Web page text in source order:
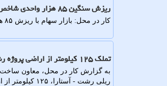
ریزش سنگین ۸۵ هزار واحدی شاخص بورس
کار در محل: بازار سهام با ریزش ۸۵ هزار واحدی باردیگر در راه نزولی قرار گرفت.
تملک ۱۲۵ کیلومتر از اراضی پروژه رشت- آستارا
ریلی رشت - آستارا، ۱۲۵ کیلومتر از اراضی را تملک نماییم.